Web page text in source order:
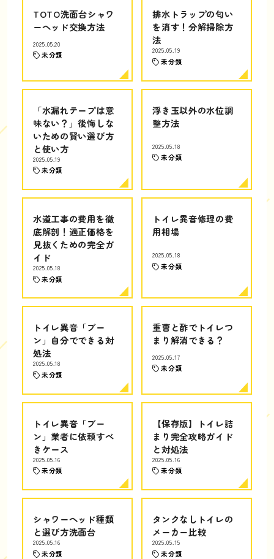
TOTO洗面台シャワ
ーヘッド交換方法
2025.05.20
未分類
排水トラップの匂い
を消す！分解掃除方
法
2025.05.19
未分類
「水漏れテープは意
味ない？」後悔しな
いための賢い選び方
と使い方
2025.05.19
未分類
浮き玉以外の水位調
整方法
2025.05.18
未分類
水道工事の費用を徹
底解剖！適正価格を
見抜くための完全ガ
イド
2025.05.18
未分類
トイレ異音修理の費
用相場
2025.05.18
未分類
トイレ異音「ブー
ン」自分でできる対
処法
2025.05.18
未分類
重曹と酢でトイレつ
まり解消できる？
2025.05.17
未分類
トイレ異音「ブー
ン」業者に依頼すべ
きケース
2025.05.16
未分類
【保存版】トイレ詰
まり完全攻略ガイド
と対処法
2025.05.16
未分類
シャワーヘッド種類
と選び方洗面台
2025.05.16
未分類
タンクなしトイレの
メーカー比較
2025.05.15
未分類